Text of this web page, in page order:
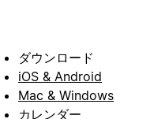
ダウンロード
iOS & Android
Mac & Windows
カレンダー